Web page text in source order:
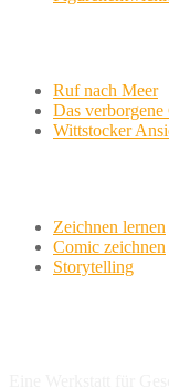
Ruf nach Meer
Das
Wittstocker
Zeichnen lernen
Comic zeichnen
Storytelling